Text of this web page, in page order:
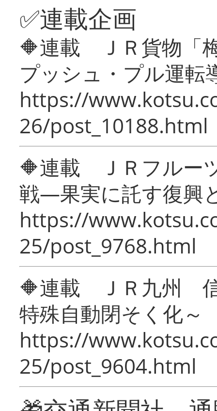
✅連載企画
🔶連載 ＪＲ貨物「
プッシュ・プル運転
https://
26/post_10188.html
🔶連載 ＪＲフルー
戦―果実に託す復興
https://
25/post_9768.html
🔶連載 ＪＲ九州 信
特殊自動閉そく化～
https://
25/post_9604.html